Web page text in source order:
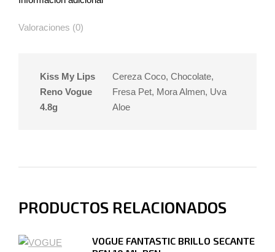
Valoraciones (0)
Kiss My Lips
Reno Vogue
4.8g
Cereza Coco, Chocolate,
Fresa Pet, Mora Almen, Uva
Aloe
PRODUCTOS RELACIONADOS
VOGUE FANTASTIC BRILLO SECANTE